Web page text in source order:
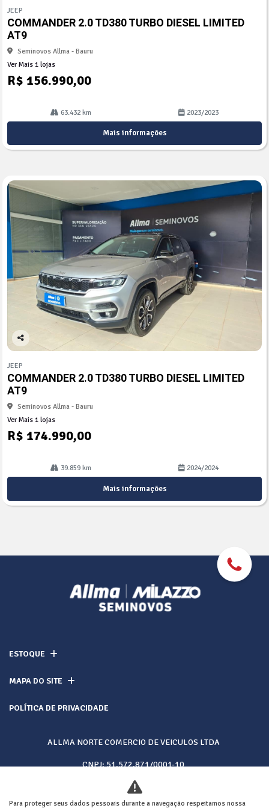
arti
lhe
JEEP
COMMANDER 2.0 TD380 TURBO DIESEL LIMITED
AT9
Seminovos Allma - Bauru
Ver Mais 1 lojas
R$ 156.990,00
63.432 km 2023/2023
Mais informações
Co
arti
lhe
JEEP
COMMANDER 2.0 TD380 TURBO DIESEL LIMITED
AT9
Seminovos Allma - Bauru
Ver Mais 1 lojas
R$ 174.990,00
39.859 km 2024/2024
Mais informações
ESTOQUE
MAPA DO SITE
POLÍTICA DE PRIVACIDADE
ALLMA NORTE COMERCIO DE VEICULOS LTDA
CNPJ: 51.572.871/0001-10
Para proteger seus dados pessoais durante a navegação respeitamos nossa